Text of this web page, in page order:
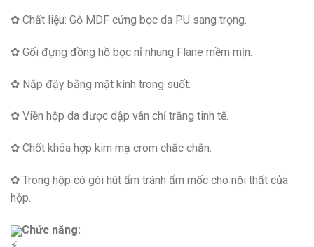
✿ Chất liệu: Gỗ MDF cứng bọc da PU sang trọng.
✿ Gối đựng đồng hồ bọc nỉ nhung Flane mềm mịn.
✿ Nắp đậy bằng mặt kính trong suốt.
✿ Viền hộp da được dập vân chỉ trắng tinh tế.
✿ Chốt khóa hợp kim mạ crom chắc chắn.
✿ Trong hộp có gói hút ẩm tránh ẩm mốc cho nội thất của
hộp.
Chức năng: